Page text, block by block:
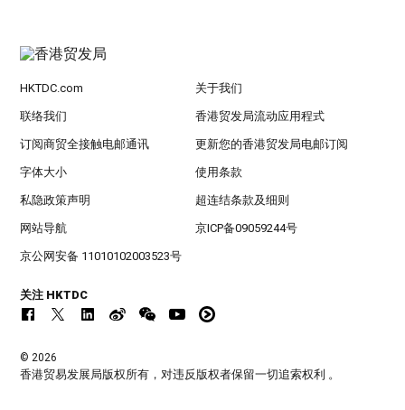
HKTDC.com 关于我们
联络我们 香港贸发局流动应用程式
订阅商贸全接触电邮通讯 更新您的香港贸发局电邮订阅
字体大小 使用条款
私隐政策声明 超连结条款及细则
网站导航 京ICP备09059244号
京公网安备 11010102003523号
关注 HKTDC
© 2026
香港贸易发展局版权所有，对违反版权者保留一切追索权利 。